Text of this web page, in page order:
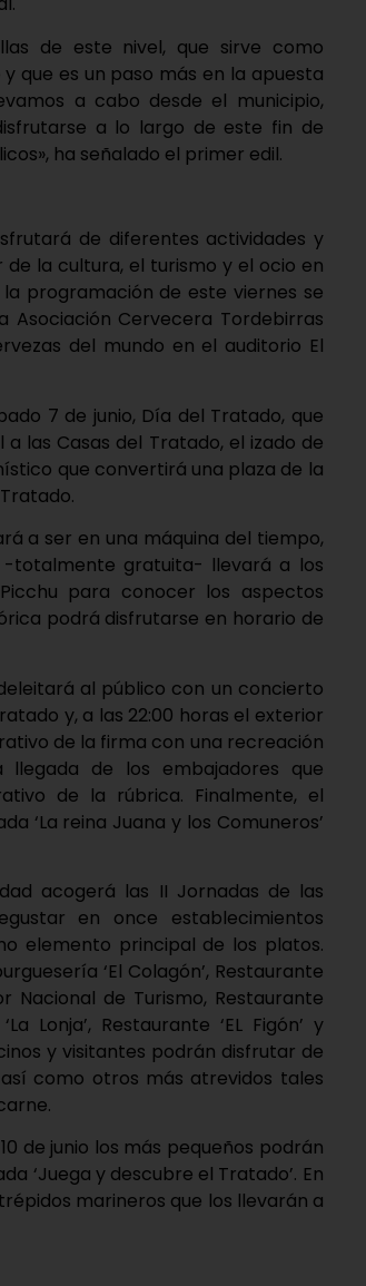
de este nivel, que sirve como
que es un paso más en la apuesta
a cabo desde el municipio,
a lo largo de este fin de
ha señalado el primer edil.
de diferentes actividades y
la cultura, el turismo y el ocio en
programación de este viernes se
Cervecera Tordebirras
del mundo en el auditorio El
7 de junio, Día del Tratado, que
las Casas del Tratado, el izado de
que convertirá una plaza de la
a ser en una máquina del tiempo,
totalmente gratuita- llevará a los
para conocer los aspectos
podrá disfrutarse en horario de
al público con un concierto
y, a las 22:00 horas el exterior
de la firma con una recreación
de los embajadores que
de la rúbrica. Finalmente, el
‘La reina Juana y los Comuneros’
acogerá las II Jornadas de las
en once establecimientos
elemento principal de los platos.
‘El Colagón’, Restaurante
Nacional de Turismo, Restaurante
Lonja’, Restaurante ‘EL Figón’ y
y visitantes podrán disfrutar de
como otros más atrevidos tales
de junio los más pequeños podrán
‘Juega y descubre el Tratado’. En
marineros que los llevarán a